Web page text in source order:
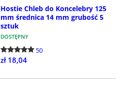
Hostie Chleb do Koncelebry 125
mm średnica 14 mm grubość 5
sztuk
DOSTĘPNY
50
zł 18,04